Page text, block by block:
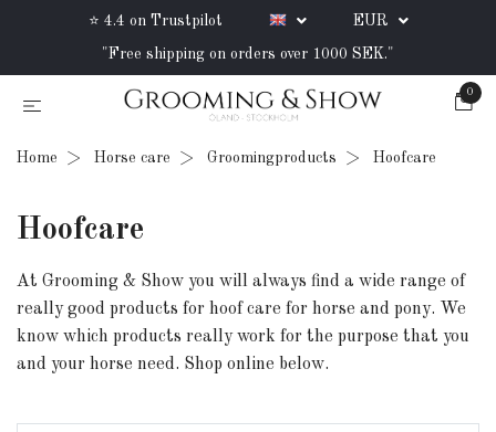
⭐ 4.4 on Trustpilot EUR
"Free shipping on orders over 1000 SEK."
0
Home Horse care Groomingproducts Hoofcare
Hoofcare
At Grooming & Show you will always find a wide range of
really good products for hoof care for horse and pony. We
know which products really work for the purpose that you
and your horse need. Shop online below.